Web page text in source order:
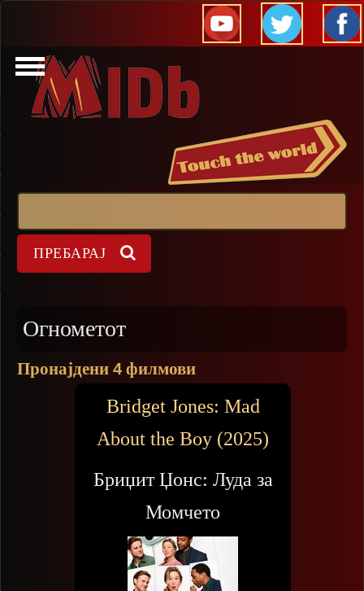
Прескокни
Огнометот
Пронајдени 4 филмови
Bridget Jones: Mad
About the Boy (2025)
Бриџит Џонс: Луда за
Момчето